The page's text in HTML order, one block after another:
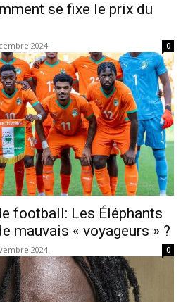
se fixe le prix du
2024 0
football: Les Éléphants
mauvais « voyageurs » ?
2024 0